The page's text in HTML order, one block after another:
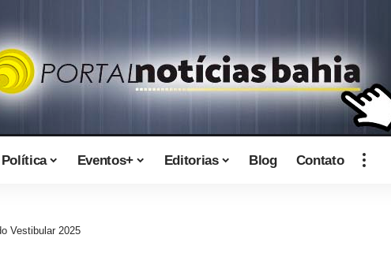
Política Eventos+ Editorias Blog Contato
Vestibular 2025